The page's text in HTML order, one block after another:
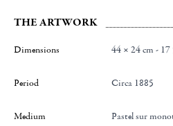
THE ARTWORK
Dimensions 44 × 24 cm -
Period Circa 1885
Medium Pastel sur